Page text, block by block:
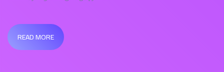
READ MORE